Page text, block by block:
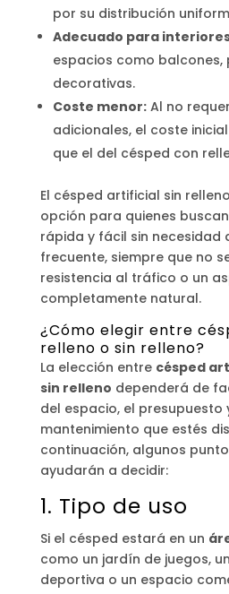
por su distribución
Adecuado para
espacios como balcones,
decorativas.
Coste menor:Al no
adicionales, el coste
que el del césped con
El césped artificial sin
opción para quienes
rápida y fácil sin necesidad
frecuente, siempre que no
resistencia al tráfico o un
completamente natural.
¿Cómo elegir entre
relleno o sin relleno?
La elección entre césped
sin relleno dependerá de
del espacio, el presupuesto
mantenimiento que estés
continuación, algunos
ayudarán a decidir:
1. Tipo de uso
Si el césped estará en un
como un jardín de juegos,
deportiva o un espacio